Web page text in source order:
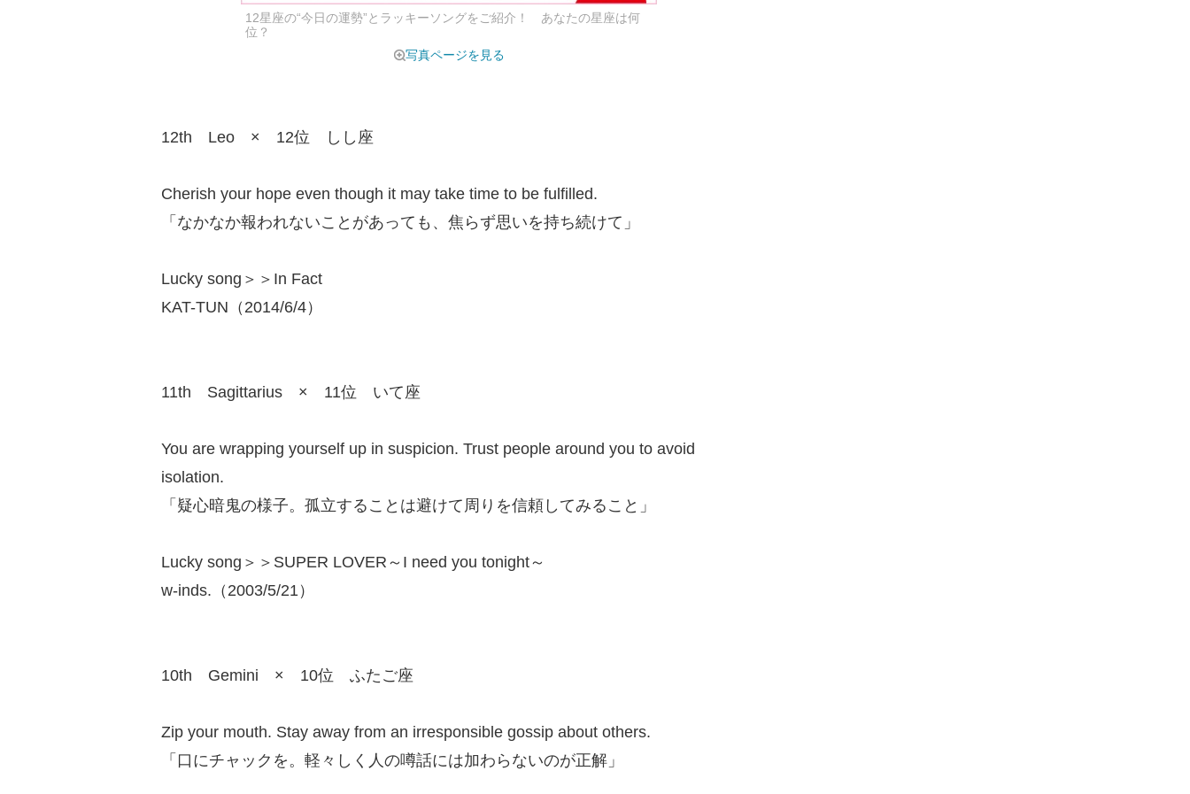
12星座の“今日の運勢”とラッキーソングをご紹介！ あなたの星座は何
位？
写真ページを見る
12th Leo × 12位 しし座
Cherish your hope even though it may take time to be fulfilled.
「なかなか報われないことがあっても、焦らず思いを持ち続けて」
Lucky song＞＞In Fact
KAT-TUN（2014/6/4）
11th Sagittarius × 11位 いて座
You are wrapping yourself up in suspicion. Trust people around you to avoid
isolation.
「疑心暗鬼の様子。孤立することは避けて周りを信頼してみること」
Lucky song＞＞SUPER LOVER～I need you tonight～
w-inds.（2003/5/21）
10th Gemini × 10位 ふたご座
Zip your mouth. Stay away from an irresponsible gossip about others.
「口にチャックを。軽々しく人の噂話には加わらないのが正解」